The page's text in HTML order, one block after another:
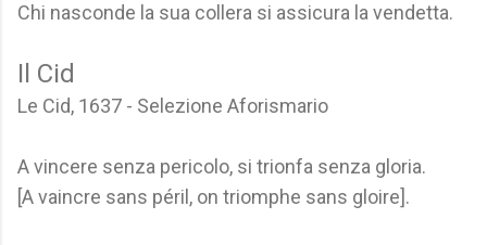
Chi nasconde la sua collera si assicura la vendetta.
Il Cid
Le Cid, 1637 - Selezione Aforismario
A vincere senza pericolo, si trionfa senza gloria.
[A vaincre sans péril, on triomphe sans gloire].